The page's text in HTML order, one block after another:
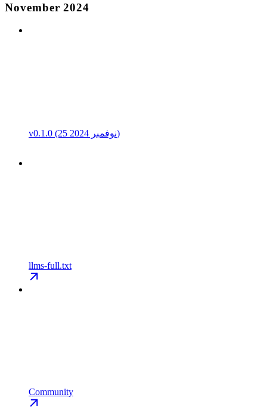
November 2024
v0.1.0 (25 نوفمبر 2024)
llms-full.txt
Community